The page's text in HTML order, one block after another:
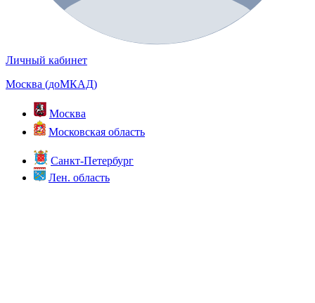
Личный кабинет
Москва (доМКАД)
Москва
Московская область
Санкт-Петербург
Лен. область